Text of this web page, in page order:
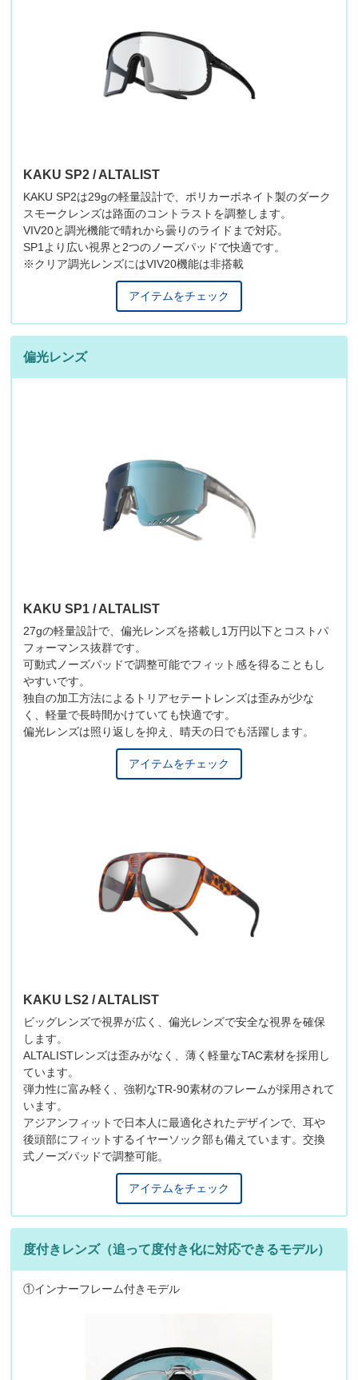
KAKU SP2 / ALTALIST
KAKU SP2は29gの軽量設計で、ポリカーボネイト製のダーク
スモークレンズは路面のコントラストを調整します。
VIV20と調光機能で晴れから曇りのライドまで対応。
SP1より広い視界と2つのノーズパッドで快適です。
※クリア調光レンズにはVIV20機能は非搭載
アイテムをチェック
偏光レンズ
KAKU SP1 / ALTALIST
27gの軽量設計で、偏光レンズを搭載し1万円以下とコストパ
フォーマンス抜群です。
可動式ノーズパッドで調整可能でフィット感を得ることもし
やすいです。
独自の加工方法によるトリアセテートレンズは歪みが少な
く、軽量で長時間かけていても快適です。
偏光レンズは照り返しを抑え、晴天の日でも活躍します。
アイテムをチェック
KAKU LS2 / ALTALIST
ビッグレンズで視界が広く、偏光レンズで安全な視界を確保
します。
ALTALISTレンズは歪みがなく、薄く軽量なTAC素材を採用し
ています。
弾力性に富み軽く、強靭なTR-90素材のフレームが採用されて
います。
アジアンフィットで日本人に最適化されたデザインで、耳や
後頭部にフィットするイヤーソック部も備えています。交換
式ノーズパッドで調整可能。
アイテムをチェック
度付きレンズ（追って度付き化に対応できるモデル）
①インナーフレーム付きモデル